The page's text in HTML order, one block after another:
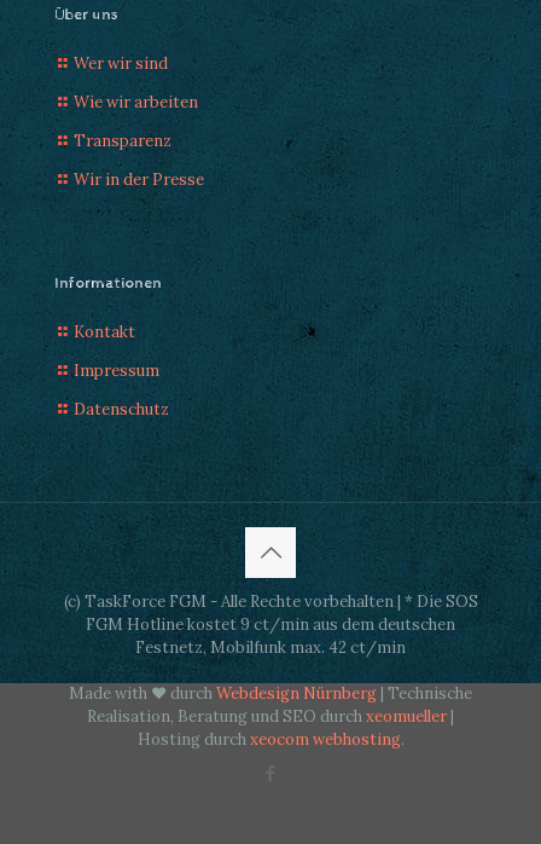
Über uns
Wer wir sind
Wie wir arbeiten
Transparenz
Wir in der Presse
Informationen
Kontakt
Impressum
Datenschutz
(c) TaskForce FGM - Alle Rechte vorbehalten | * Die SOS
FGM Hotline kostet 9 ct/min aus dem deutschen
Festnetz, Mobilfunk max. 42 ct/min
Made with ♥ durchWebdesign Nürnberg | Technische
Realisation, Beratung und SEO durchxeomueller |
Hosting durchxeocom webhosting.